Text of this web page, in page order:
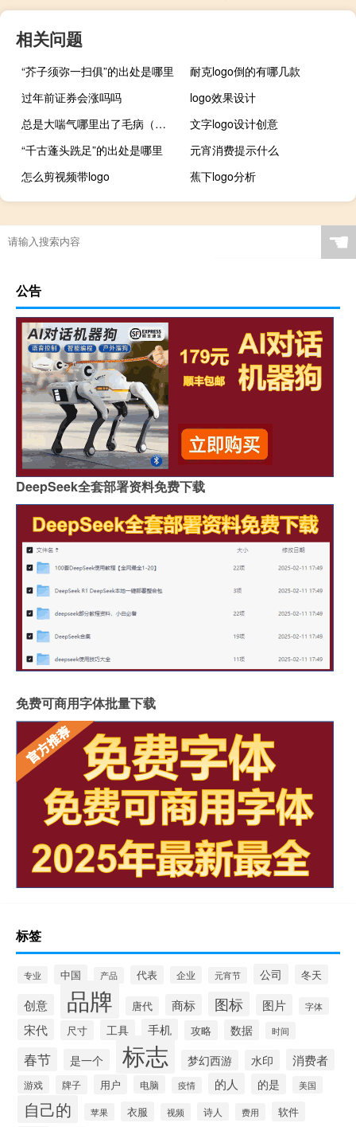
相关问题
“芥子须弥一扫俱”的出处是哪里
耐克logo倒的有哪几款
过年前证券会涨吗吗
logo效果设计
总是大喘气哪里出了毛病（总是大喘气什么原因）
文字logo设计创意
“千古蓬头跣足”的出处是哪里
元宵消费提示什么
怎么剪视频带logo
蕉下logo分析
☚
公告
DeepSeek全套部署资料免费下载
免费可商用字体批量下载
标签
专业 中国 产品 代表 企业 元宵节 公司 冬天
创意 品牌 唐代 商标 图标 图片 字体
宋代 尺寸 工具 手机 攻略 数据 时间
春节 是一个 标志 梦幻西游 水印 消费者
游戏 牌子 用户 电脑 疫情 的人 的是 美国
自己的 苹果 衣服 视频 诗人 费用 软件